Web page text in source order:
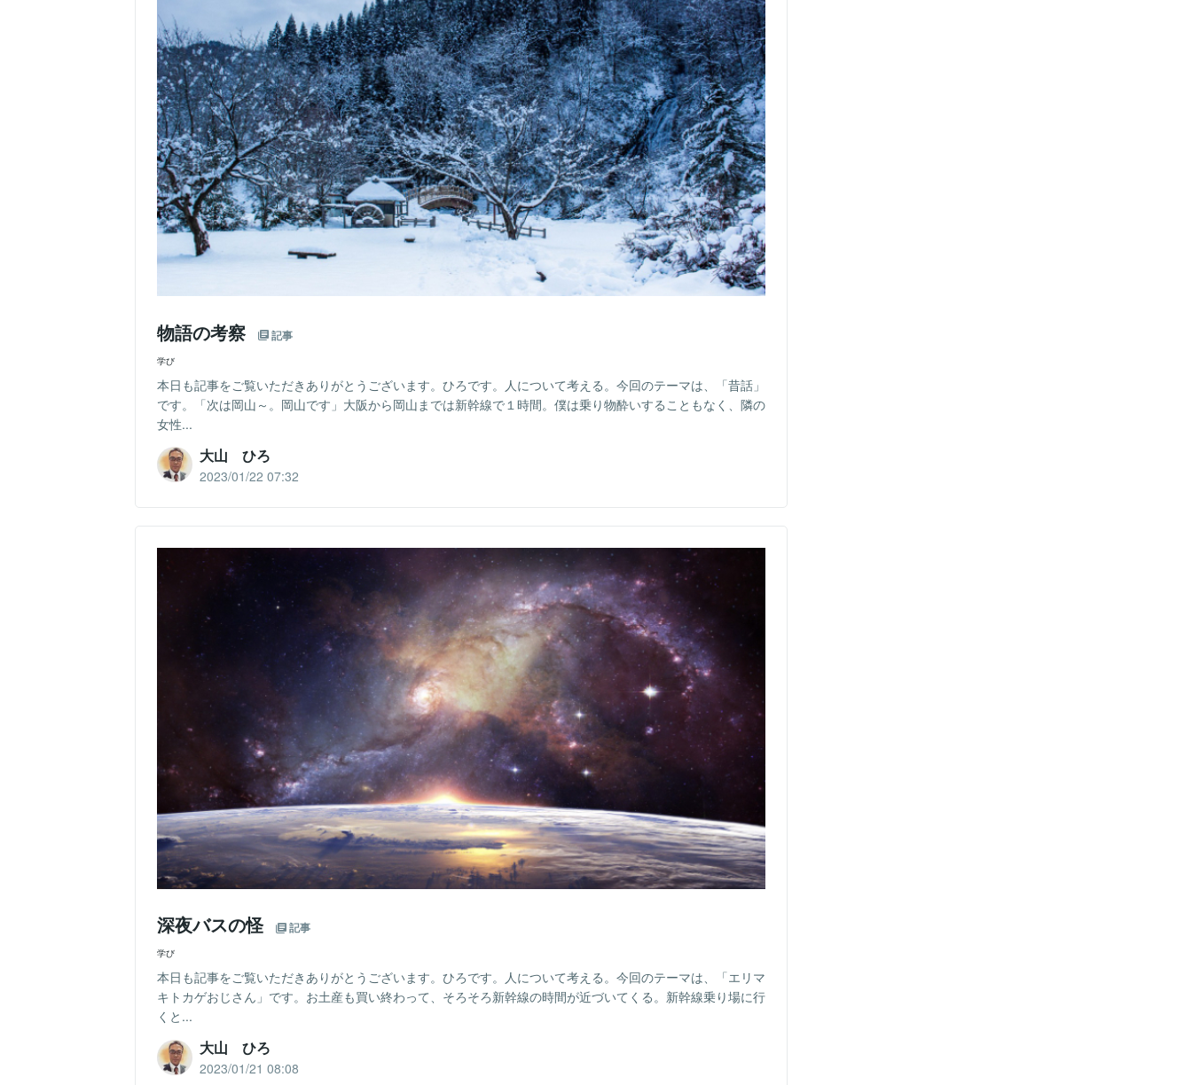
物語の考察 記事
学び
本日も記事をご覧いただきありがとうございます。ひろです。人について考える。今回のテーマは、「昔話」
です。「次は岡山～。岡山です」大阪から岡山までは新幹線で１時間。僕は乗り物酔いすることもなく、隣の
女性...
大山 ひろ
2023/01/22 07:32
深夜バスの怪 記事
学び
本日も記事をご覧いただきありがとうございます。ひろです。人について考える。今回のテーマは、「エリマ
キトカゲおじさん」です。お土産も買い終わって、そろそろ新幹線の時間が近づいてくる。新幹線乗り場に行
くと...
大山 ひろ
2023/01/21 08:08